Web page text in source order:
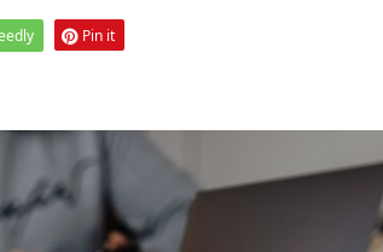
Pin it